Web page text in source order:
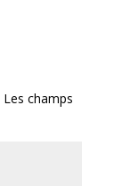
Les champs